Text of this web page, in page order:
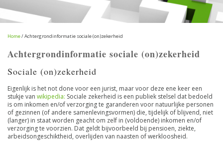
Home/ Achtergrondinformatie sociale (on)zekerheid
Achtergrondinformatie sociale (on)zekerheid
Sociale (on)zekerheid
Eigenlijk is het not done voor een jurist, maar voor deze ene keer een
stukje van wikipedia: Sociale zekerheid is een publiek stelsel dat bedoeld
is om inkomen en/of verzorging te garanderen voor natuurlijke personen
of gezinnen (of andere samenlevingsvormen) die, tijdelijk of blijvend, niet
(langer) in staat worden geacht om zelf in (voldoende) inkomen en/of
verzorging te voorzien. Dat geldt bijvoorbeeld bij pensioen, ziekte,
arbeidsongeschiktheid, overlijden van naasten of werkloosheid.